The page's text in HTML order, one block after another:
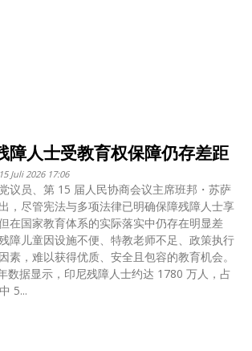
障人士受教育权保障仍存差距
Juli 2026 17:06
议员、第 15 届人民协商会议主席班邦・苏萨
，尽管宪法与多项法律已明确保障残障人士享
在国家教育体系的实际落实中仍存在明显差
障儿童因设施不便、特教老师不足、政策执行
素，难以获得优质、安全且包容的教育机会。
数据显示，印尼残障人士约达 1780 万人，占
5...